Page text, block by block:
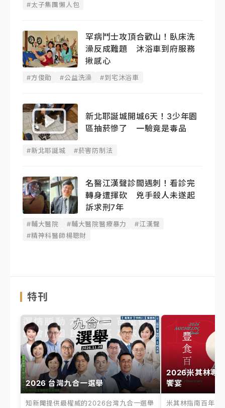
#太子集團懶人包
罕病鬥士攻頂合歡山！臥床洗
澡反成難題 沐浴車到府服務
揪感心
#方俊勛 #公益洗澡 #到宅沐浴車
新北耶誕城開城6天！3少年園
區抽菸慘了 一驗竟是毒品
#新北耶誕城 #菸害防制法
名醫江漢聲診間遇刺！看診完
轉身遭揮砍 兇手殺人未遂起
訴求刑7年
#輔大醫院 #輔大醫院醫療暴力
#江漢聲
#精神科醫師楊聰財
特刊
2026 台灣九合一選舉
知新聞提供最權威的2026台灣九合一選舉
2026米其林專
饗宴
米其林指南百年之